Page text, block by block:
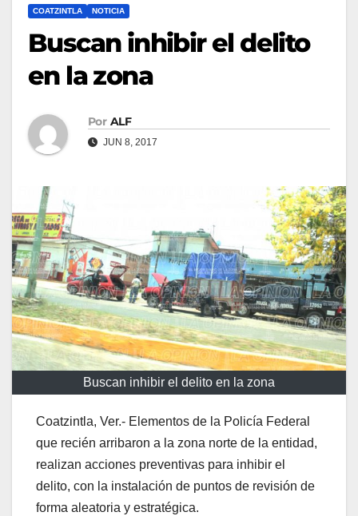
COATZINTLA NOTICIA
Buscan inhibir el delito
en la zona
Por ALF
JUN 8, 2017
Buscan inhibir el delito en la zona
Coatzintla, Ver.- Elementos de la Policía Federal
que recién arribaron a la zona norte de la entidad,
realizan acciones preventivas para inhibir el
delito, con la instalación de puntos de revisión de
forma aleatoria y estratégica.